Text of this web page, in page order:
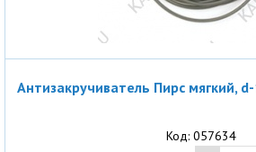
Антизакручиватель Пирс мягкий,
Код: 057634